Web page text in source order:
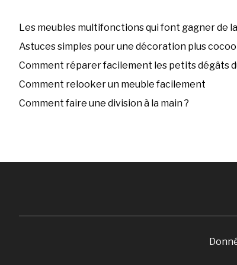
Les meubles multifonctions qui font gagner de
Astuces simples pour une décoration plus
Comment réparer facilement les petits dégâts
Comment relooker un meuble facilement
Comment faire une division à la main ?